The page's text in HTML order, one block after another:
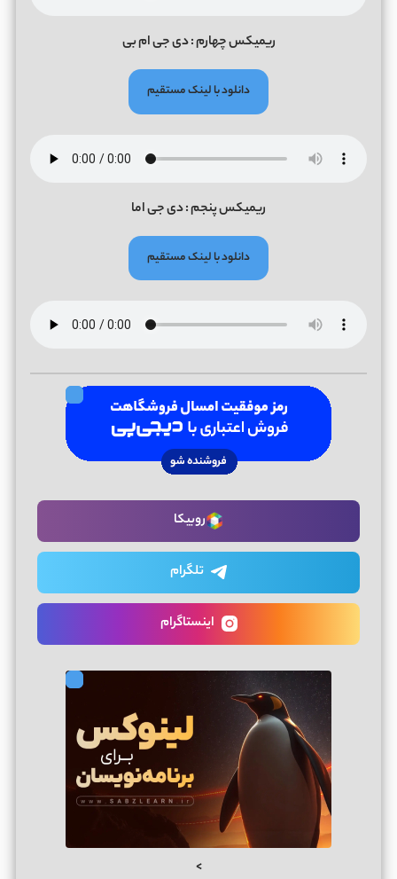
ریمیکس چهارم : دی جی ام بی
دانلود با لینک مستقیم
ریمیکس پنجم : دی جی اما
دانلود با لینک مستقیم
روبیکا
تلگرام
اینستاگرام
>